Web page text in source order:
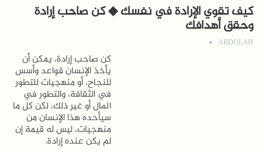
كيف تقوي الإرادة في نفسك ◆ كن صاحب إرادة
وحقق أهدافك
ABDOLAH
كن صاحب إرادة، يمكن أن
يأخذ الإنسان قواعد وأسس
للنجاح، أو منهجيات للتطور
في الثقافة، والتطور في
المال أو غير ذلك، لكن كل ما
سيأحده هذا الإنسان من
منهجيات، ليس له قيمة إن
لم يكن عنده إرادة.